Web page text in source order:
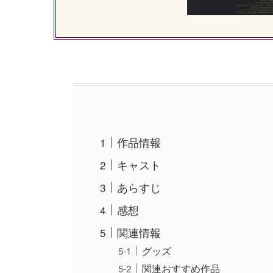
作品情報
キャスト
あらすじ
感想
関連情報
グッズ
関連おすすめ作品